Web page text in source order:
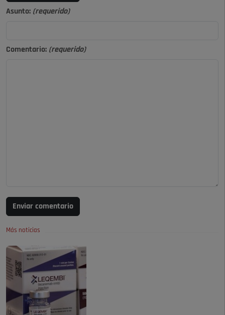
Asunto: (requerido)
Comentario: (requerido)
Enviar comentario
Más noticias